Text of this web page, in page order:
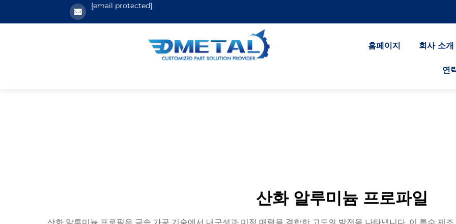
[email protected]
홈페이지 회사 소개
연
산화 알루미늄 프로파일